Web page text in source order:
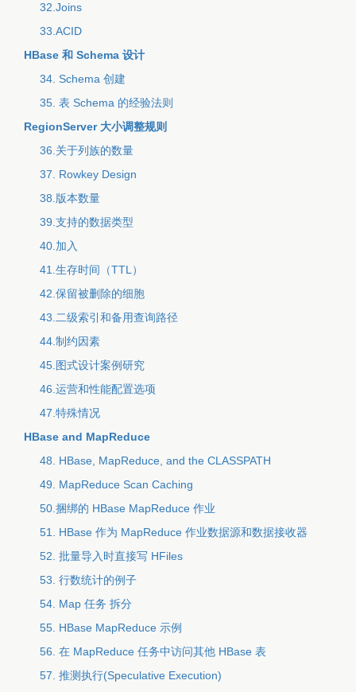
32.Joins
33.ACID
HBase 和 Schema 设计
34. Schema 创建
35. 表 Schema 的经验法则
RegionServer 大小调整规则
36.关于列族的数量
37. Rowkey Design
38.版本数量
39.支持的数据类型
40.加入
41.生存时间（TTL）
42.保留被删除的细胞
43.二级索引和备用查询路径
44.制约因素
45.图式设计案例研究
46.运营和性能配置选项
47.特殊情况
HBase and MapReduce
48. HBase, MapReduce, and the CLASSPATH
49. MapReduce Scan Caching
50.捆绑的 HBase MapReduce 作业
51. HBase 作为 MapReduce 作业数据源和数据接收器
52. 批量导入时直接写 HFiles
53. 行数统计的例子
54. Map 任务 拆分
55. HBase MapReduce 示例
56. 在 MapReduce 任务中访问其他 HBase 表
57. 推测执行(Speculative Execution)